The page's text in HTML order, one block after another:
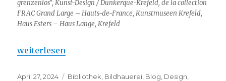
grenzenlos“, Kunst-Design / Dunkerque-Krefeld, de la collection
FRAC Grand Large – Hauts-de-France, Kunstmuseen Krefeld,
Haus Esters – Haus Lange, Krefeld
„Kunstmuseen Krefeld – Museum grenzenlos“
weiterlesen
Veröffentlicht
April 27, 2024 Kategorien
Bibliothek Bildhauerei Blog Design